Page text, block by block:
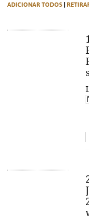
ADICIONAR TODOS